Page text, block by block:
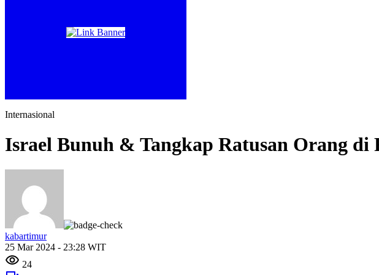
Internasional
Israel Bunuh & Tangkap Ratusan Orang di
kabartimur
25 Mar 2024 - 23:28 WIT
24